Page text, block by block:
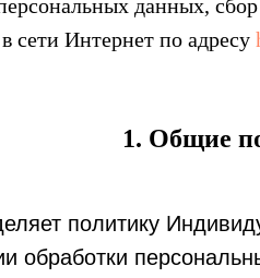
данных,
в сети Интернет по адресу
1. Общие
политику
обработки